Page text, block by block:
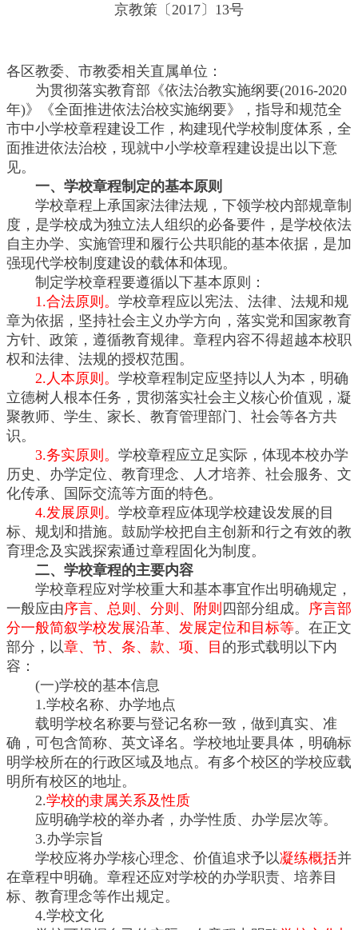
京教策〔2017〕13号
各区教委、市教委相关直属单位：
为贯彻落实教育部《依法治教实施纲要(2016-2020
年)》《全面推进依法治校实施纲要》，指导和规范全
市中小学校章程建设工作，构建现代学校制度体系，全
面推进依法治校，现就中小学校章程建设提出以下意
见。
一、学校章程制定的基本原则
学校章程上承国家法律法规，下领学校内部规章制
度，是学校成为独立法人组织的必备要件，是学校依法
自主办学、实施管理和履行公共职能的基本依据，是加
强现代学校制度建设的载体和体现。
制定学校章程要遵循以下基本原则：
1.合法原则。 学校章程应以宪法、法律、法规和规
章为依据，坚持社会主义办学方向，落实党和国家教育
方针、政策，遵循教育规律。章程内容不得超越本校职
权和法律、法规的授权范围。
2.人本原则。 学校章程制定应坚持以人为本，明确
立德树人根本任务，贯彻落实社会主义核心价值观，凝
聚教师、学生、家长、教育管理部门、社会等各方共
识。
3.务实原则。 学校章程应立足实际，体现本校办学
历史、办学定位、教育理念、人才培养、社会服务、文
化传承、国际交流等方面的特色。
4.发展原则。 学校章程应体现学校建设发展的目
标、规划和措施。鼓励学校把自主创新和行之有效的教
育理念及实践探索通过章程固化为制度。
二、学校章程的主要内容
学校章程应对学校重大和基本事宜作出明确规定，
一般应由序言、总则、分则、附则 四部分组成。 序言部
分一般简叙学校发展沿革、发展定位和目标等。在正文
部分，以章、节、条、款、项、目 的形式载明以下内
容：
(一)学校的基本信息
1.学校名称、办学地点
载明学校名称要与登记名称一致，做到真实、准
确，可包含简称、英文译名。学校地址要具体，明确标
明学校所在的行政区域及地点。有多个校区的学校应载
明所有校区的地址。
2.学校的隶属关系及性质
应明确学校的举办者，办学性质、办学层次等。
3.办学宗旨
学校应将办学核心理念、价值追求予以凝练概括并
在章程中明确。章程还应对学校的办学职责、培养目
标、教育理念等作出规定。
4.学校文化